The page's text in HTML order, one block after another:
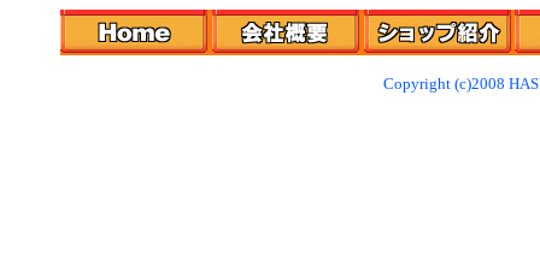
Copyright (c)2008